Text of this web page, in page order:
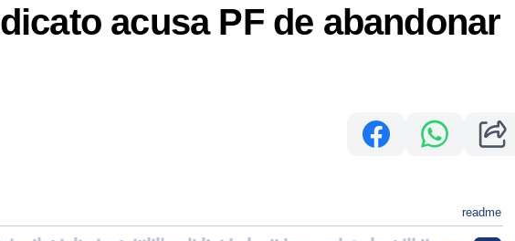
acusa PF de abandonar
readme